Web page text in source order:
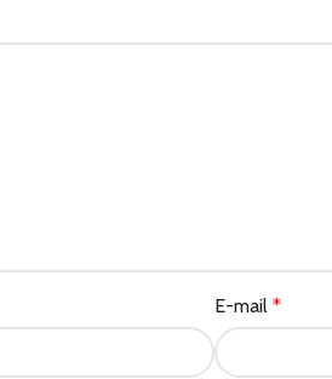
E-mail *